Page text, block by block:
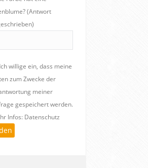
(Antwort
Ich willige ein, dass meine
zum Zwecke der
meiner
gespeichert werden.
Infos: Datenschutz